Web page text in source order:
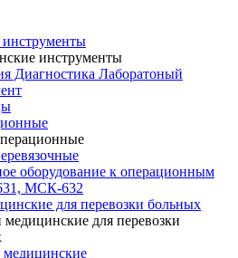
инструменты
Диагностика Лаборатоный
оборудование к операционным
МСК-632
для перевозки больных
для перевозки
медицинские